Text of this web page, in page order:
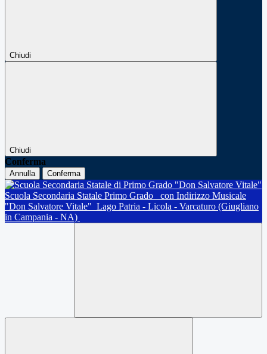
Chiudi
Chiudi
Conferma
Annulla Conferma
Scuola Secondaria Statale Primo Grado
con Indirizzo Musicale
"Don Salvatore Vitale" Lago Patria - Licola - Varcaturo (Giugliano
in Campania - NA)